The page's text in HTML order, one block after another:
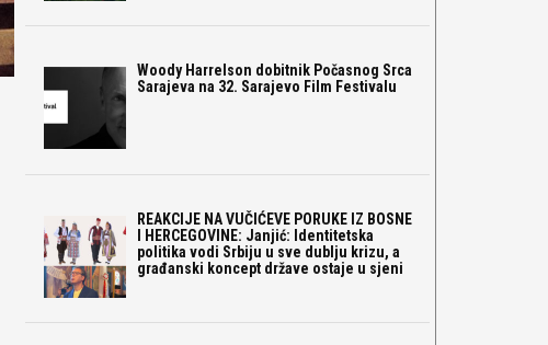
Woody Harrelson dobitnik Počasnog Srca
Sarajeva na 32. Sarajevo Film Festivalu
REAKCIJE NA VUČIĆEVE PORUKE IZ BOSNE
I HERCEGOVINE: Janjić: Identitetska
politika vodi Srbiju u sve dublju krizu, a
građanski koncept države ostaje u sjeni